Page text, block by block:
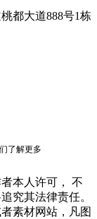
都大道888号1栋
了解更多
本人许可， 不
究其法律责任。
素材网站，凡图